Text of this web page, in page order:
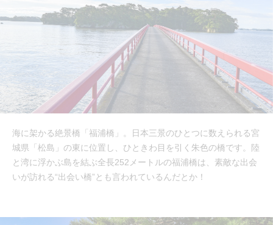
海に架かる絶景橋「福浦橋」。日本三景のひとつに数えられる宮
城県「松島」の東に位置し、ひときわ目を引く朱色の橋です。陸
と湾に浮かぶ島を結ぶ全長252メートルの福浦橋は、素敵な出会
いが訪れる“出会い橋”とも言われているんだとか！